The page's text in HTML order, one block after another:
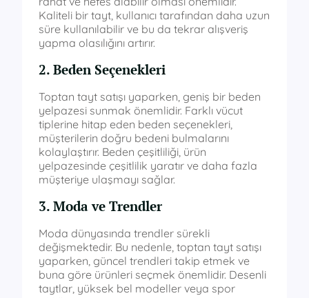
Kaliteli bir tayt, kullanıcı tarafından daha uzun
süre kullanılabilir ve bu da tekrar alışveriş
yapma olasılığını artırır.
2. Beden Seçenekleri
Toptan tayt satışı yaparken, geniş bir beden
yelpazesi sunmak önemlidir. Farklı vücut
tiplerine hitap eden beden seçenekleri,
müşterilerin doğru bedeni bulmalarını
kolaylaştırır. Beden çeşitliliği, ürün
yelpazesinde çeşitlilik yaratır ve daha fazla
müşteriye ulaşmayı sağlar.
3. Moda ve Trendler
Moda dünyasında trendler sürekli
değişmektedir. Bu nedenle, toptan tayt satışı
yaparken, güncel trendleri takip etmek ve
buna göre ürünleri seçmek önemlidir. Desenli
taytlar, yüksek bel modeller veya spor